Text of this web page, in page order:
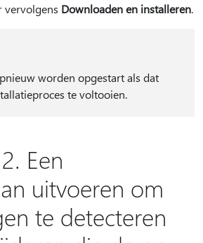
vervolgens Downloaden en installeren.
worden opgestart als dat
te voltooien.
Een
uitvoeren om
te detecteren